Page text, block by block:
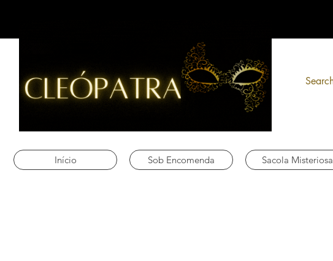
Início Sob Encomenda Sacola Misteriosa